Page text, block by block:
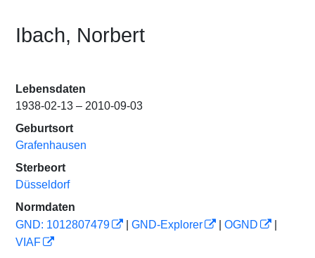
Ibach, Norbert
Lebensdaten
1938-02-13 – 2010-09-03
Geburtsort
Grafenhausen
Sterbeort
Düsseldorf
Normdaten
GND: 1012807479
GND-Explorer OGND
VIAF